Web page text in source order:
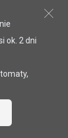
ok. 2 dni